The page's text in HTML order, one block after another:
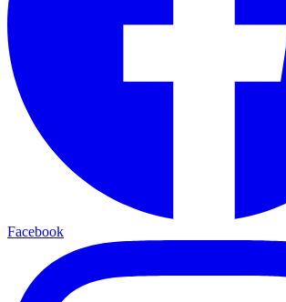
Facebook